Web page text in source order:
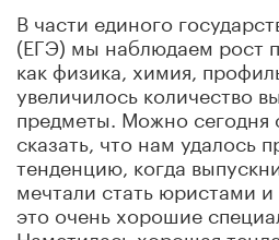
В части единого
(ЕГЭ) мы наблюдаем рост
как физика, химия,
увеличилось количество
предметы. Можно сегодня
сказать, что нам удалось
тенденцию, когда
мечтали стать юристами
это очень хорошие